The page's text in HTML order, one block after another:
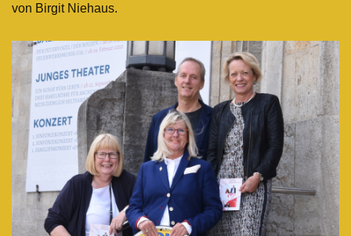
von Birgit Niehaus.